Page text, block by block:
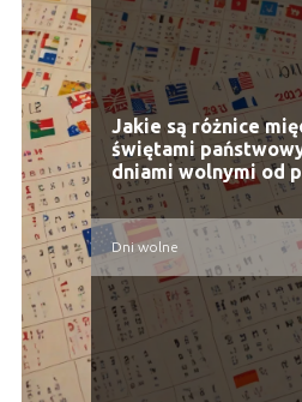
Jakie są różnice
świętami
dniami wolnymi od
Dni wolne